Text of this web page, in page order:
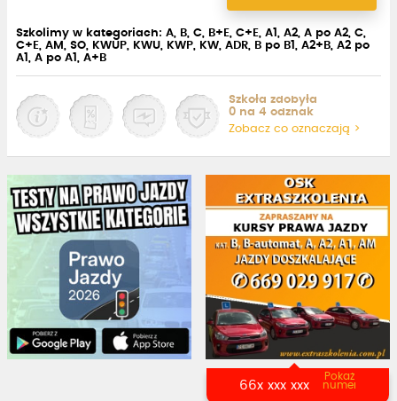
Szkolimy w kategoriach: A, B, C, B+E, C+E, A1, A2, A po A2, C,
C+E, AM, SO, KWUP, KWU, KWP, KW, ADR, B po B1, A2+B, A2 po
A1, A po A1, A+B
Szkoła zdobyła
0 na 4 odznak
Zobacz co oznaczają >
66x xxx xxx
Pokaż
numer